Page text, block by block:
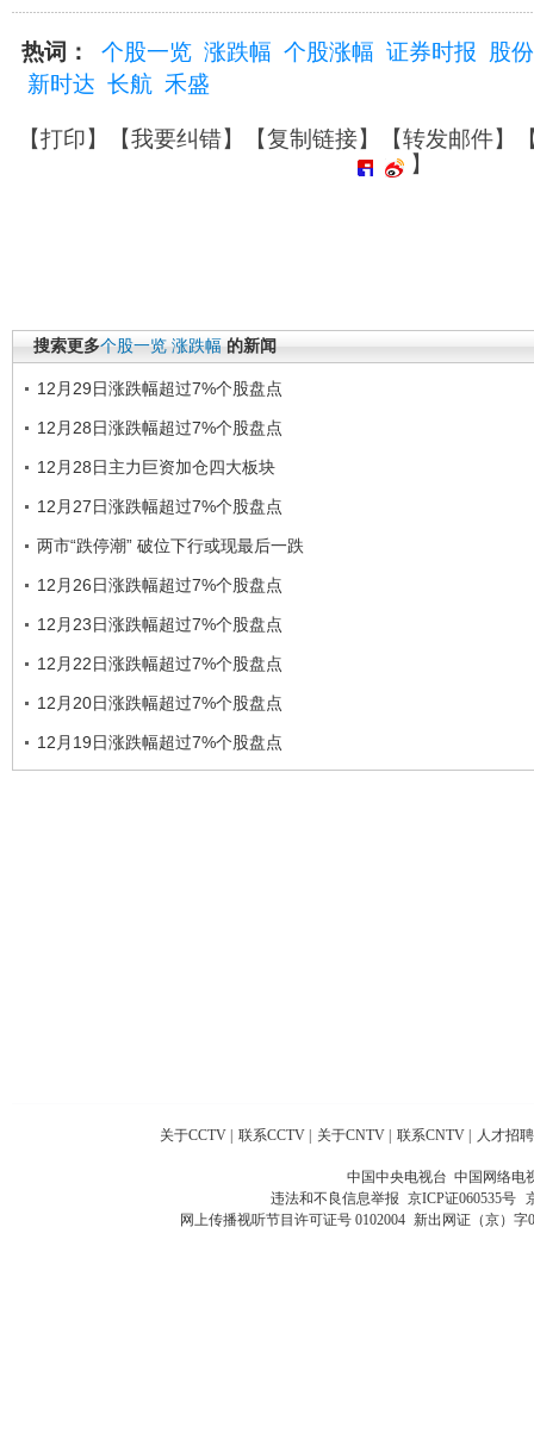
热词： 个股一览 涨跌幅 个股涨幅 证券时报
股份
新时达 长航 禾盛
【打印】【我要纠错】【复制链接】【转发邮件】
】
搜索更多个股一览 涨跌幅 的新闻
12月29日涨跌幅超过7%个股盘点
12月28日涨跌幅超过7%个股盘点
12月28日主力巨资加仓四大板块
12月27日涨跌幅超过7%个股盘点
两市“跌停潮” 破位下行或现最后一跌
12月26日涨跌幅超过7%个股盘点
12月23日涨跌幅超过7%个股盘点
12月22日涨跌幅超过7%个股盘点
12月20日涨跌幅超过7%个股盘点
12月19日涨跌幅超过7%个股盘点
关于CCTV 联系CCTV 关于CNTV 联系CNTV 人才招聘
中国中央电视台 中国网络电
违法和不良信息举报 京ICP证060535号
网上传播视听节目许可证号 0102004 新出网证（京）